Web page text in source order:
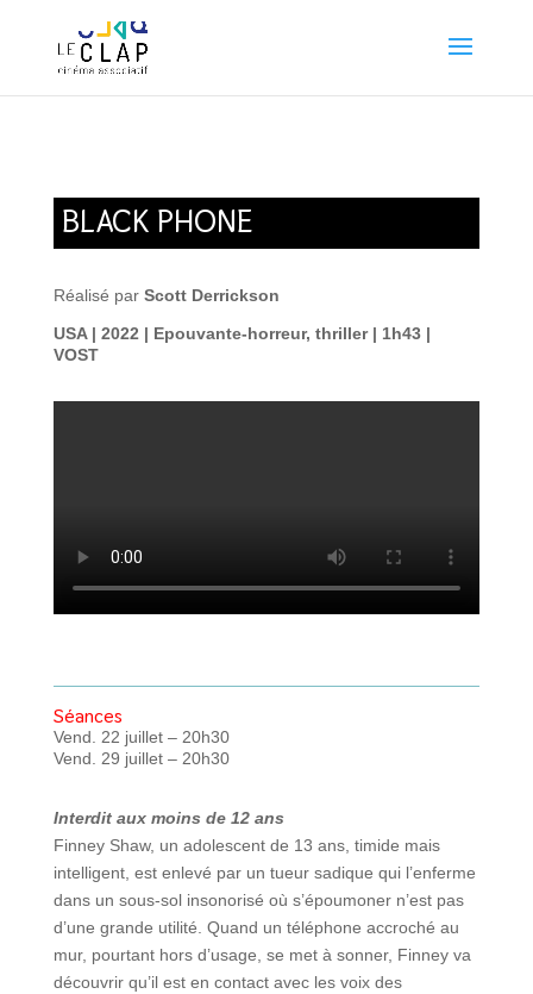
BLACK PHONE
Réalisé par Scott Derrickson
USA | 2022 | Epouvante-horreur, thriller | 1h43 |
VOST
Séances
Vend. 22 juillet – 20h30
Vend. 29 juillet – 20h30
Interdit aux moins de 12 ans
Finney Shaw, un adolescent de 13 ans, timide mais
intelligent, est enlevé par un tueur sadique qui l’enferme
dans un sous-sol insonorisé où s’époumoner n’est pas
d’une grande utilité. Quand un téléphone accroché au
mur, pourtant hors d’usage, se met à sonner, Finney va
découvrir qu’il est en contact avec les voix des